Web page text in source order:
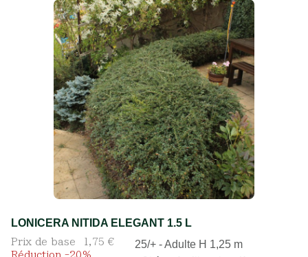
LONICERA NITIDA ELEGANT 1.5 L
Prix de base
1,75 €
Réduction -20%
25/+ - Adulte H 1,25 m